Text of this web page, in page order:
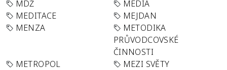
MDŽ
MEDIA
MEDITACE
MEJDAN
MENZA
METODIKA
PRŮVODCOVSKÉ
ČINNOSTI
METROPOL
MEZI SVĚTY